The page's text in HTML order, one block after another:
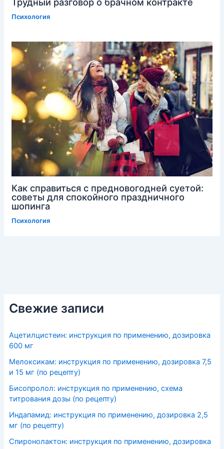
Психология
Как справиться с предновогодней суетой:
советы для спокойного праздничного
шопинга
Психология
Свежие записи
Ацетилцистеин: инструкция по применению, дозировка
600 мг
Мелоксикам: инструкция по применению, дозировка 7,5
и 15 мг (по рецепту)
Бисопролол: инструкция по применению, схема
титрования дозы (по рецепту)
Индапамид: инструкция по применению, дозировка 2,5
мг (по рецепту)
Спиронолактон: инструкция по применению, дозировка